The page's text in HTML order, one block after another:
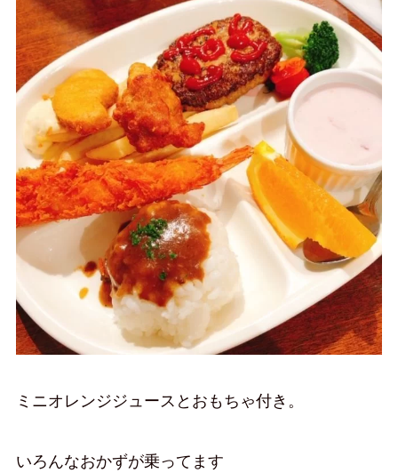
ミニオレンジジュースとおもちゃ付き。
いろんなおかずが乗ってます